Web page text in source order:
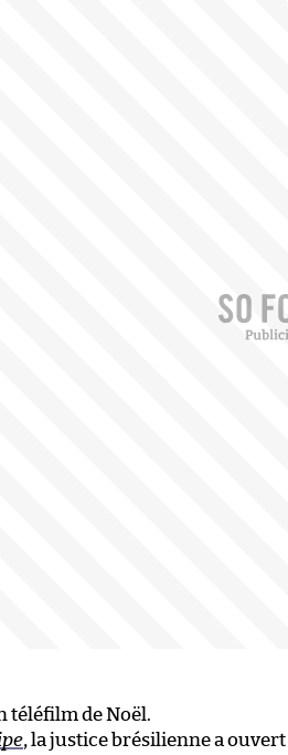
téléfilm de Noël.
, la justice brésilienne a